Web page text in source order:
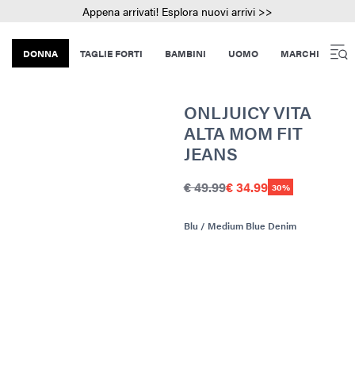
Appena arrivati! Esplora nuovi arrivi >>
DONNA TAGLIE FORTI BAMBINI UOMO MARCHI
ONLJUICY VITA
ALTA MOM FIT
JEANS
€ 49.99€ 34.99 30%
Blu / Medium Blue Denim